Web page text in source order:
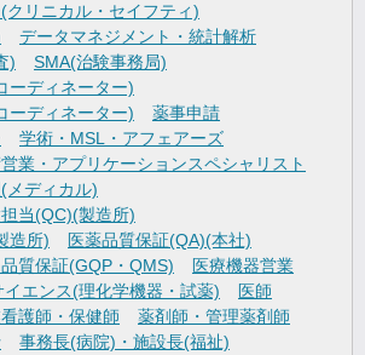
クリニカル・セイフティ)
データマネジメント・統計解析
)
SMA(治験事務局)
ーディネーター)
ーディネーター)
薬事申請
学術・MSL・アフェアーズ
業・アプリケーションスペシャリスト
メディカル)
当(QC)(製造所)
造所)
医薬品質保証(QA)(本社)
質保証(GQP・QMS)
医療機器営業
イエンス(理化学機器・試薬)
医師
護師・保健師
薬剤師・管理薬剤師
事務長(病院)・施設長(福祉)